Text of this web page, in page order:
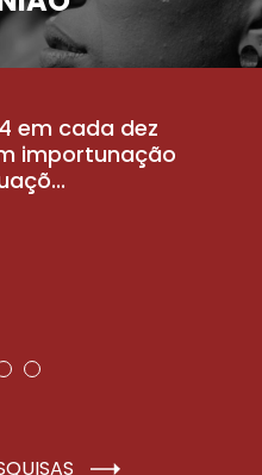
em cada dez
importunação